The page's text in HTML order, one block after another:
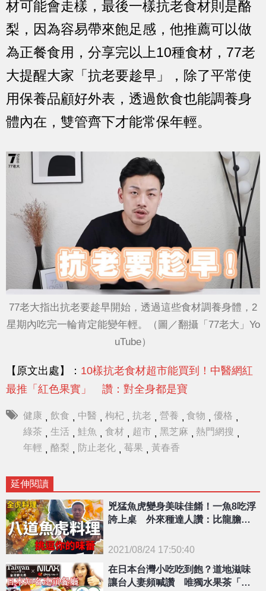
材可能會走樣，最後一樣抗老食材則是酪
梨，因為容易帶來飽足感，他推薦可以做
為正餐食用，分享完以上10種食材，77老
大提醒大家「抗老要趁早」，除了平常使
用保養品顧好外表，透過飲食也能調養身
體內在，雙管齊下才能常保年輕。
77老大指出抗老要趁早開始，透過這些食材調養身體，2
星期內吃完一輪肯定能變年輕。（圖／翻攝「77老大」Yo
uTube）
【原文出處】： 10樣抗老食材超市能買到！中醫網紅
最推「紅色果實」 讚：對全身都是寶
健康 , 飲食 , 中醫 , 枸杞 , 抗老 , 營養 , 食物 , 優格 ,
綠茶 , 生活 , 鮭魚 , 食材 , 超市 , 黑芝麻 , 熱門網搜 ,
年輕 , 酪梨 , 防止老化 , 莓果 , 黃春香
延伸閱讀
兇猛魚虎變身美味佳餚！一魚8吃浮
誇上桌 外來種達人讚：比龍膽更
2021/08/24 17:50:40
在日本台灣小吃吃到飽？道地滋味
讓台人妻頻喊讚 唯獨水果茶「很